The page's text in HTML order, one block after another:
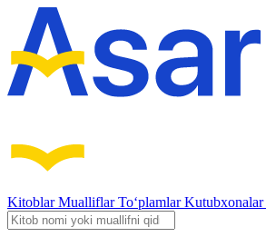
KitoblarMualliflarTo‘plamlarKutubxonalar